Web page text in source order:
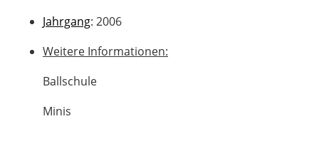
Jahrgang: 2006
Weitere Informationen:
Ballschule
Minis